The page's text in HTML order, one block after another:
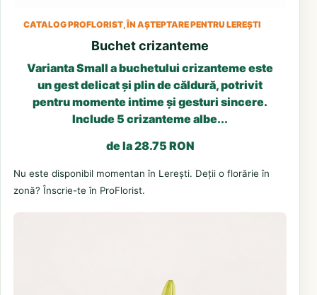
CATALOG PROFLORIST, ÎN AȘTEPTARE PENTRU LEREȘTI
Buchet crizanteme
Varianta Small a buchetului crizanteme este
un gest delicat și plin de căldură, potrivit
pentru momente intime și gesturi sincere.
Include 5 crizanteme albe...
de la 28.75 RON
Nu este disponibil momentan în Lerești. Deții o florărie în
zonă? Înscrie-te în ProFlorist.